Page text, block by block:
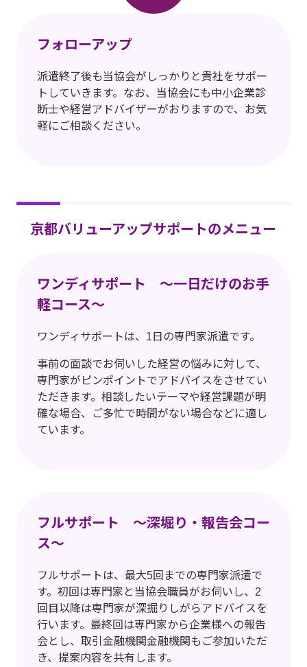
フォローアップ
派遣終了後も当協会がしっかりと貴社をサポー
トしていきます。なお、当協会にも中小企業診
断士や経営アドバイザーがおりますので、お気
軽にご相談ください。
京都バリューアップサポートのメニュー
ワンディサポート ～一日だけのお手
軽コース～
ワンディサポートは、1日の専門家派遣です。
事前の面談でお伺いした経営の悩みに対して、
専門家がピンポイントでアドバイスをさせてい
ただきます。相談したいテーマや経営課題が明
確な場合、ご多忙で時間がない場合などに適し
ています。
フルサポート ～深堀り・報告会コー
ス～
フルサポートは、最大5回までの専門家派遣で
す。初回は専門家と当協会職員がお伺いし、2
回目以降は専門家が深掘りしがらアドバイスを
行います。最終回は専門家から企業様への報告
会とし、取引金融機関金融機関もご参加いただ
き、提案内容を共有します。